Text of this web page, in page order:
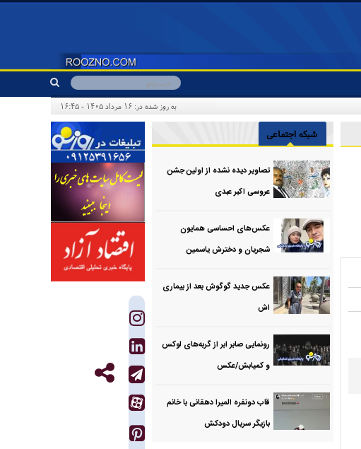
به روز شده در: ۱۶ مرداد ۱۴۰۵ - ۱۶:۴۵
شبکه اجتماعی
تصاویر دیده نشده از اولین جشن
عروسی اکبر عبدی
عکس‌های احساسی همایون
شجریان و دخترش یاسمین
عکس جدید گوگوش بعد از بیماری
اش
رونمایی صابر ابر از گربه‌های لوکس
و کمیابش/عکس
قاب دونفره المیرا دهقانی با خانم
بازیگر سریال دودکش